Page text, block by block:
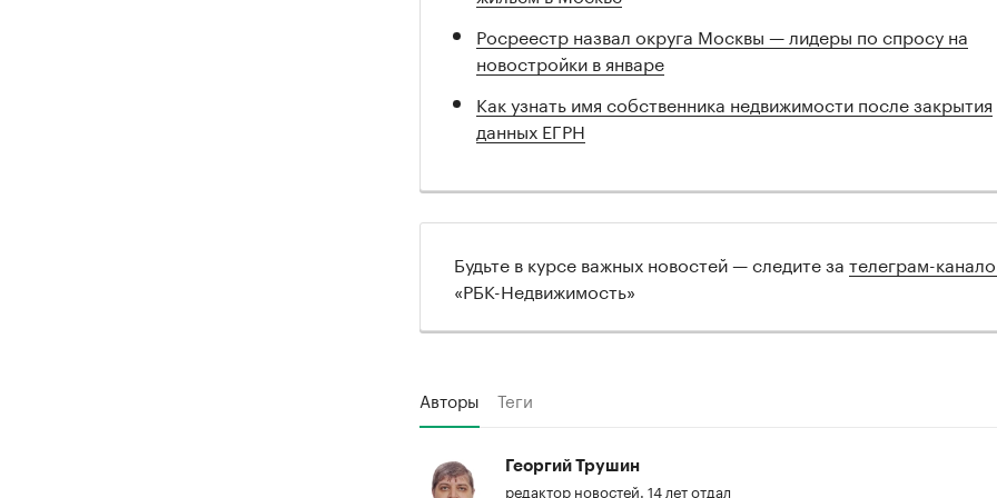
Росреестр назвал округа Москвы — лидеры по спросу на
новостройки в январе
Как узнать имя собственника недвижимости после закрытия
данных ЕГРН
Будьте в курсе важных новостей — следите за телеграм-
«РБК-Недвижимость»
Авторы Теги
Георгий Трушин
редактор новостей. 14 лет отдал